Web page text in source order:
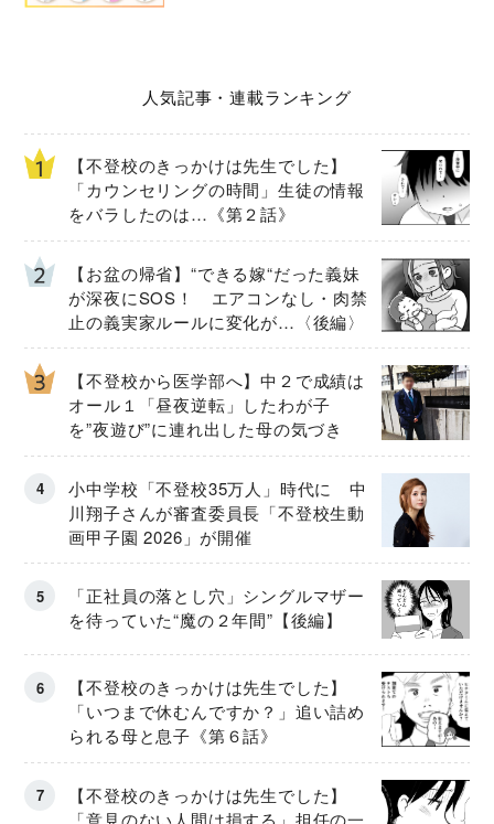
人気記事・連載ランキング
【不登校のきっかけは先生でした】
「カウンセリングの時間」生徒の情報
をバラしたのは…《第２話》
【お盆の帰省】“できる嫁“だった義妹
が深夜にSOS！ エアコンなし・肉禁
止の義実家ルールに変化が…〈後編〉
【不登校から医学部へ】中２で成績は
オール１「昼夜逆転」したわが子
を”夜遊び”に連れ出した母の気づき
小中学校「不登校35万人」時代に 中
川翔子さんが審査委員長「不登校生動
画甲子園 2026」が開催
「正社員の落とし穴」シングルマザー
を待っていた“魔の２年間”【後編】
【不登校のきっかけは先生でした】
「いつまで休むんですか？」追い詰め
られる母と息子《第６話》
【不登校のきっかけは先生でした】
「意見のない人間は損する」担任の一